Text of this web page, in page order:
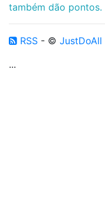
também dão pontos.
RSS - © JustDoAll
...